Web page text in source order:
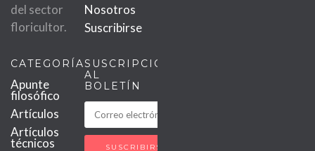
del sector
floricultor.
Nosotros
Suscribirse
CATEGORÍAS
Apunte
filosófico
Artículos
Artículos
técnicos
SUSCRIPCIÓN
AL
BOLETÍN